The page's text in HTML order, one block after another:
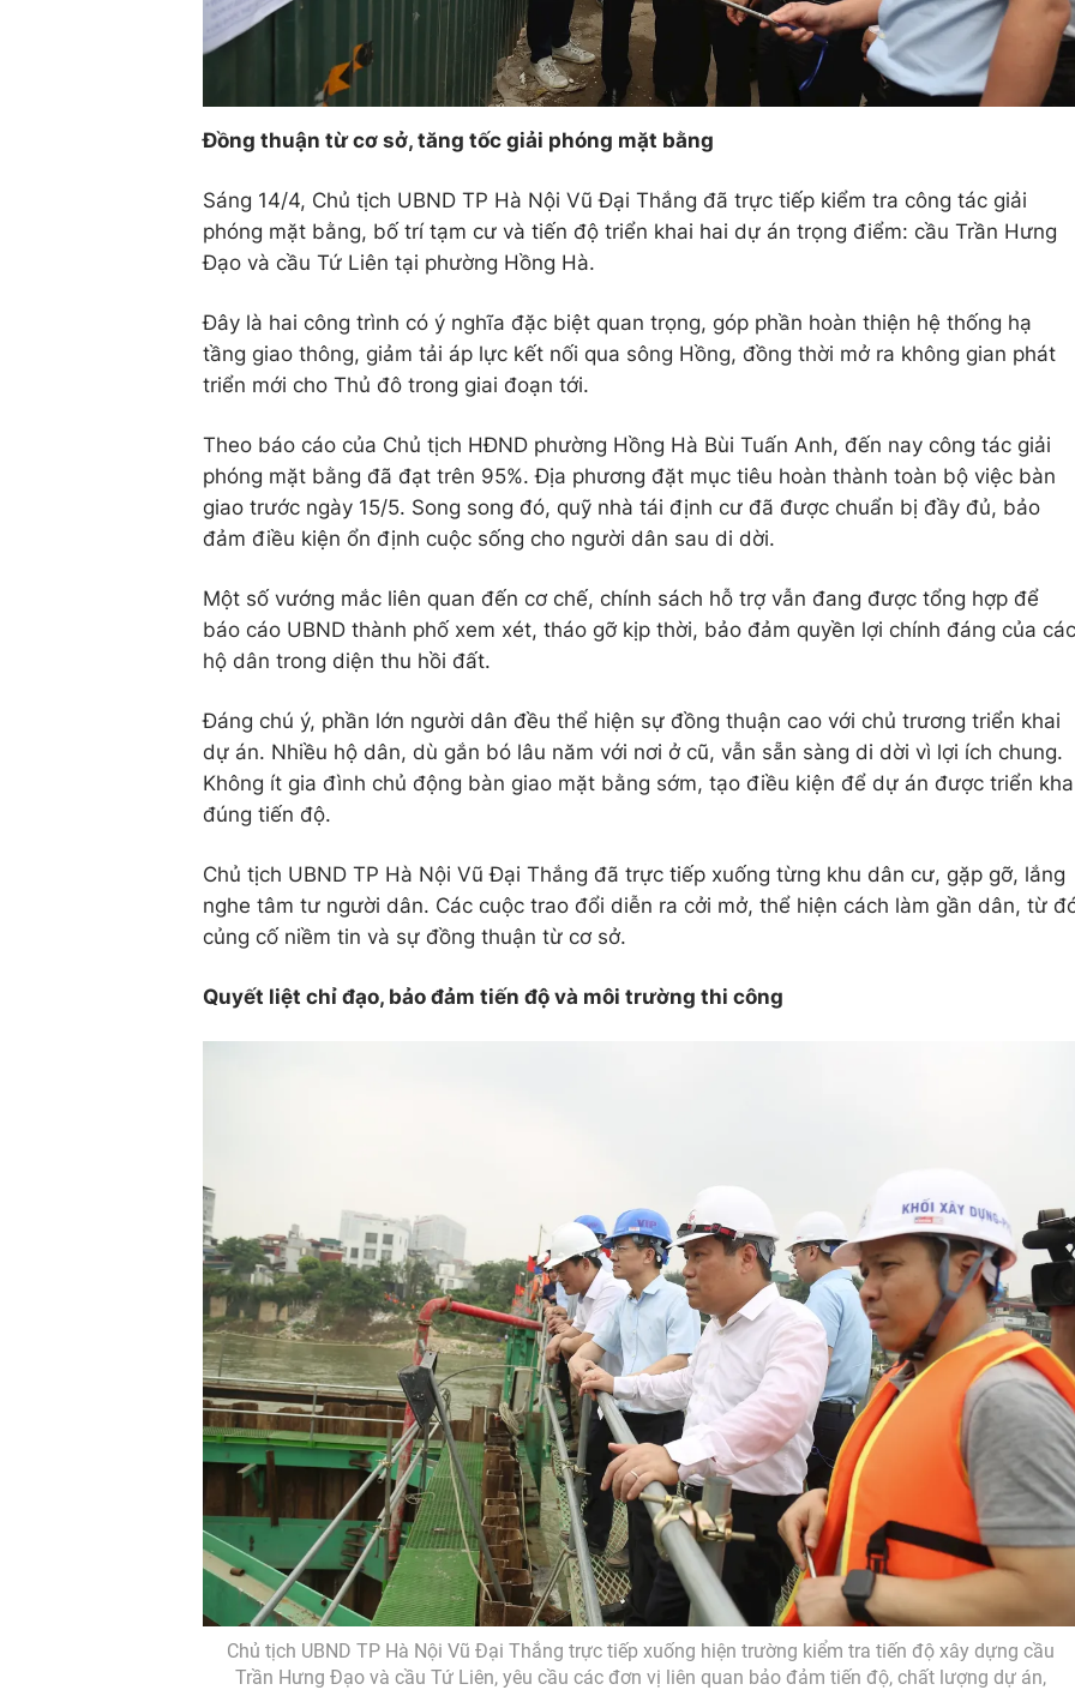
Đồng thuận từ cơ sở, tăng tốc giải phóng mặt bằng
Sáng 14/4, Chủ tịch UBND TP Hà Nội Vũ Đại Thắng đã trực tiếp kiểm tra công tác giải
phóng mặt bằng, bố trí tạm cư và tiến độ triển khai hai dự án trọng điểm: cầu Trần Hưng
Đạo và cầu Tứ Liên tại phường Hồng Hà.
Đây là hai công trình có ý nghĩa đặc biệt quan trọng, góp phần hoàn thiện hệ thống hạ
tầng giao thông, giảm tải áp lực kết nối qua sông Hồng, đồng thời mở ra không gian phát
triển mới cho Thủ đô trong giai đoạn tới.
Theo báo cáo của Chủ tịch HĐND phường Hồng Hà Bùi Tuấn Anh, đến nay công tác giải
phóng mặt bằng đã đạt trên 95%. Địa phương đặt mục tiêu hoàn thành toàn bộ việc bàn
giao trước ngày 15/5. Song song đó, quỹ nhà tái định cư đã được chuẩn bị đầy đủ, bảo
đảm điều kiện ổn định cuộc sống cho người dân sau di dời.
Một số vướng mắc liên quan đến cơ chế, chính sách hỗ trợ vẫn đang được tổng hợp để
báo cáo UBND thành phố xem xét, tháo gỡ kịp thời, bảo đảm quyền lợi chính đáng của các
hộ dân trong diện thu hồi đất.
Đáng chú ý, phần lớn người dân đều thể hiện sự đồng thuận cao với chủ trương triển khai
dự án. Nhiều hộ dân, dù gắn bó lâu năm với nơi ở cũ, vẫn sẵn sàng di dời vì lợi ích chung.
Không ít gia đình chủ động bàn giao mặt bằng sớm, tạo điều kiện để dự án được triển
đúng tiến độ.
Chủ tịch UBND TP Hà Nội Vũ Đại Thắng đã trực tiếp xuống từng khu dân cư, gặp gỡ, lắng
nghe tâm tư người dân. Các cuộc trao đổi diễn ra cởi mở, thể hiện cách làm gần dân, từ
củng cố niềm tin và sự đồng thuận từ cơ sở.
Quyết liệt chỉ đạo, bảo đảm tiến độ và môi trường thi công
Chủ tịch UBND TP Hà Nội Vũ Đại Thắng trực tiếp xuống hiện trường kiểm tra tiến độ xây dựng cầu
Trần Hưng Đạo và cầu Tứ Liên, yêu cầu các đơn vị liên quan bảo đảm tiến độ, chất lượng dự án,